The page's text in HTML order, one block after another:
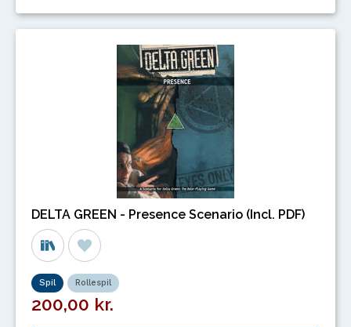
DELTA GREEN - Presence Scenario (Incl. PDF)
Spil Rollespil
200,00 kr.